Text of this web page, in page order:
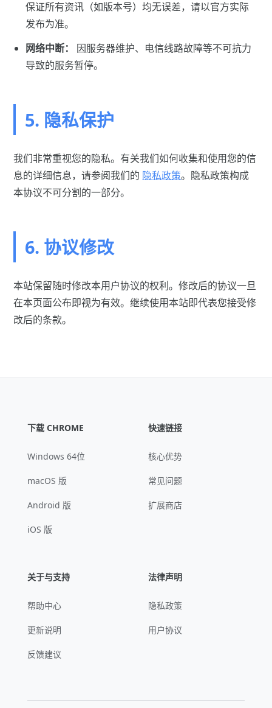
保证所有资讯（如版本号）均无误差，请以官方实际
发布为准。
网络中断：
因服务器维护、电信线路故障等不可抗力
导致的服务暂停。
5. 隐私保护
我们非常重视您的隐私。有关我们如何收集和使用您的信
息的详细信息，请参阅我们的 隐私政策。隐私政策构成
本协议不可分割的一部分。
6. 协议修改
本站保留随时修改本用户协议的权利。修改后的协议一旦
在本页面公布即视为有效。继续使用本站即代表您接受修
改后的条款。
下载 CHROME
Windows 64位
macOS 版
Android 版
iOS 版
快速链接
核心优势
常见问题
扩展商店
关于与支持
帮助中心
更新说明
反馈建议
法律声明
隐私政策
用户协议